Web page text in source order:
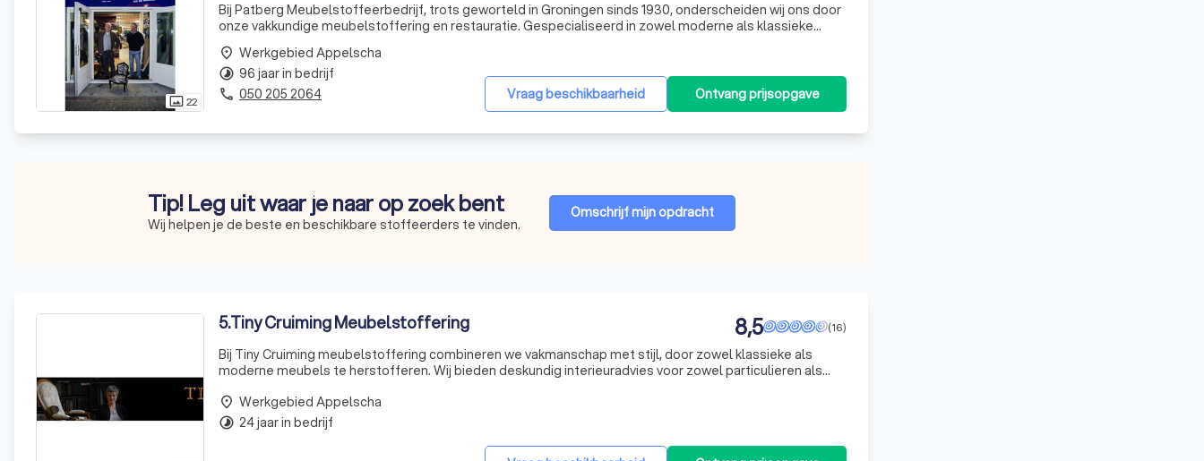
photo_size_select_actual22
Bij Patberg Meubelstoffeerbedrijf, trots geworteld in Groningen sinds 1930, onderscheiden wij ons door
onze vakkundige meubelstoffering en restauratie. Gespecialiseerd in zowel moderne als klassieke
meubels, bieden wij een breed scala aan hoogwaardige meubelstoffen, leer en kunstleer aan. Of het nu
Vraag beschikbaarheid Ontvang prijsopgave
place Werkgebied Appelscha
timelapse 96 jaar in bedrijf
phone 050 205 2064
Tip! Leg uit waar je naar op zoek bent
Wij helpen je de beste en beschikbare stoffeerders te vinden.
Omschrijf mijn opdracht
5.Tiny Cruiming Meubelstoffering (16)
8,5
Bij Tiny Cruiming meubelstoffering combineren we vakmanschap met stijl, door zowel klassieke als
moderne meubels te herstofferen. Wij bieden deskundig interieuradvies voor zowel particulieren als
offer
place Werkgebied Appelscha
timelapse 24 jaar in bedrijf